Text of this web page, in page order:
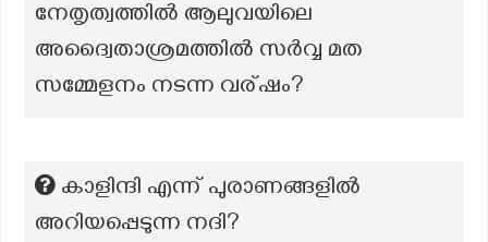
നേതൃത്വത്തില്‍ ആലുവയിലെ
അദ്വൈതാശ്രമത്തില്‍ സര്‍വ്വ മത
സമ്മേളനം നടന്ന വര്ഷം?
കാളിന്ദി എന്ന് പുരാണങ്ങളിൽ
അറിയപ്പെടുന്ന നദി?